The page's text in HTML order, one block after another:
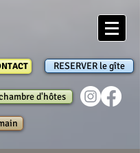
RESERVER le gîte
d'hôtes